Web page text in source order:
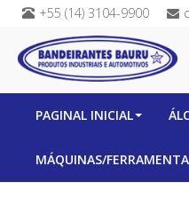
+55 (14) 3104-9900
PAGINAL INICIAL
MÁQUINAS/